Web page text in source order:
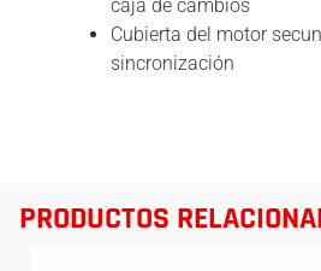
caja de cambios
Cubierta del motor
sincronización
PRODUCTOS